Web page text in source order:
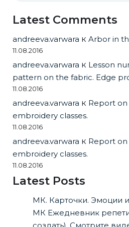
Latest Comments
andreeva.varwara к Arbor in
11.08.2016
andreeva.varwara к Lesson
pattern on the fabric. Edge
11.08.2016
andreeva.varwara к Report
embroidery classes.
11.08.2016
andreeva.varwara к Report
embroidery classes.
11.08.2016
Latest Posts
МК. Карточки. Эмоции и
МК Ежедневник